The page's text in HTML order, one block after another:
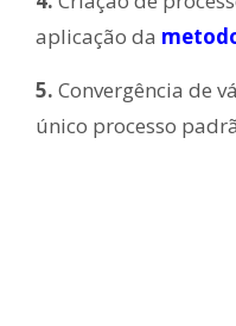
aplicação da
5. Convergência de
único processo